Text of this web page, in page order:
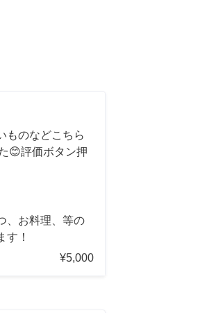
ものなどこちら
😊評価ボタン押
、お料理、等の
す！
¥5,000